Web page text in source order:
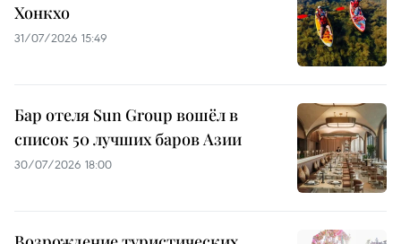
Хонкхо
31/07/2026 15:49
Бар отеля Sun Group вошёл в
список 50 лучших баров Азии
30/07/2026 18:00